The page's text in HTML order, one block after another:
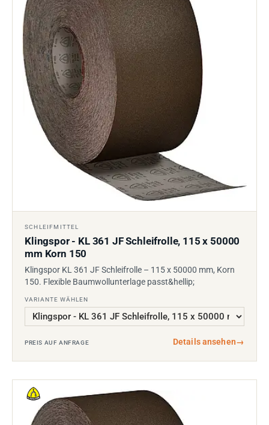
SCHLEIFMITTEL
Klingspor - KL 361 JF Schleifrolle, 115 x 50000
mm Korn 150
Klingspor KL 361 JF Schleifrolle – 115 x 50000 mm, Korn
150. Flexible Baumwollunterlage passt&hellip;
VARIANTE WÄHLEN
PREIS AUF ANFRAGE Details ansehen→